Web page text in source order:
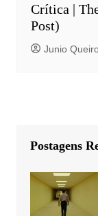
Crítica |
Post)
Junio
Postagens